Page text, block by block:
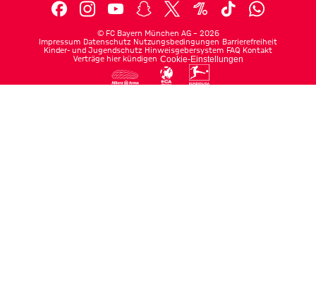
© FC Bayern München AG – 2026
Impressum Datenschutz Nutzungsbedingungen Barrierefreiheit
Kinder- und Jugendschutz Hinweisgebersystem FAQ Kontakt
Verträge hier kündigen Cookie-Einstellungen